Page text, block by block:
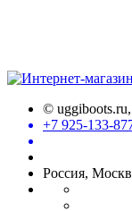
© uggiboots.ru
+7 925-133-
Россия,